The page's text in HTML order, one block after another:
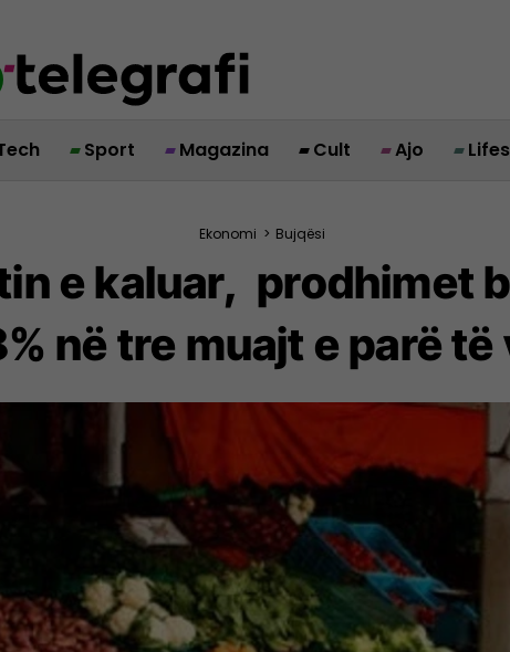
Sport Magazina Cult Ajo
Ekonomi > Bujqësi
e kaluar, prodhimet
në tre muajt e parë